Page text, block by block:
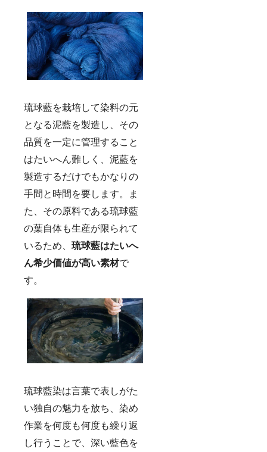
琉球藍を栽培して染料の元
となる泥藍を製造し、その
品質を一定に管理すること
はたいへん難しく、泥藍を
製造するだけでもかなりの
手間と時間を要します。ま
た、その原料である琉球藍
の葉自体も生産が限られて
いるため、 琉球藍はたいへ
ん希少価値が高い素材で
す。
琉球藍染は言葉で表しがた
い独自の魅力を放ち、染め
作業を何度も何度も繰り返
し行うことで、深い藍色を